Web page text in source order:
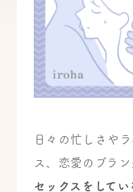
日々の忙しさや
ス、恋愛のブラ
セックスをして